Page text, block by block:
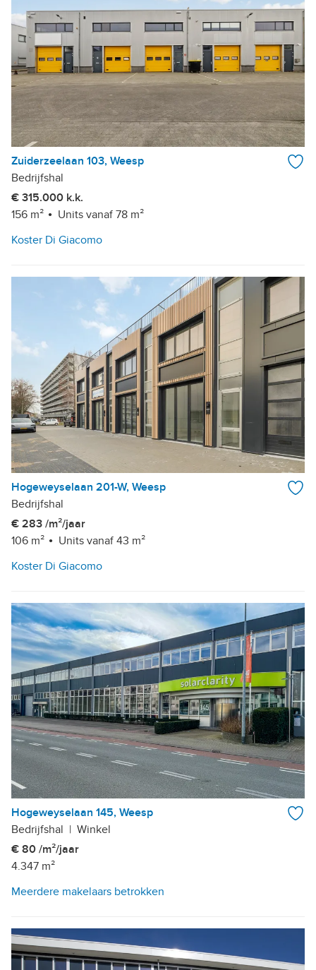
Zuiderzeelaan 103, Weesp
Bedrijfshal
€ 315.000 k.k.
156 m²
Units vanaf 78 m²
Koster Di Giacomo
Hogeweyselaan 201-W, Weesp
Bedrijfshal
€ 283 /m²/jaar
106 m²
Units vanaf 43 m²
Koster Di Giacomo
Hogeweyselaan 145, Weesp
Bedrijfshal | Winkel
€ 80 /m²/jaar
4.347 m²
Meerdere makelaars betrokken